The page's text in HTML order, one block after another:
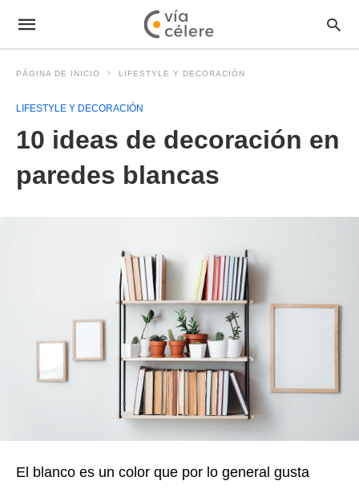
PÁGINA DE INICIO LIFESTYLE Y DECORACIÓN
LIFESTYLE Y DECORACIÓN
10 ideas de decoración en
paredes blancas
El blanco es un color que por lo general gusta